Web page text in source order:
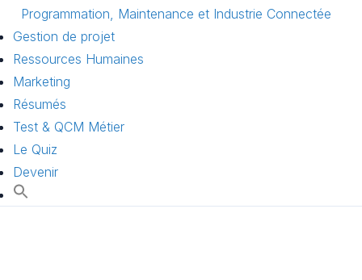
Programmation, Maintenance et Industrie Connectée
Gestion de projet
Ressources Humaines
Marketing
Résumés
Test & QCM Métier
Le Quiz
Devenir